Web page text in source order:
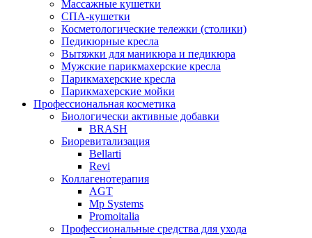
Массажные кушетки
СПА-кушетки
Косметологические тележки (столики)
Педикюрные кресла
Вытяжки для маникюра и педикюра
Мужские парикмахерские кресла
Парикмахерские кресла
Парикмахерские мойки
Профессиональная косметика
Биологически активные добавки
BRASH
Биоревитализация
Bellarti
Revi
Коллагенотерапия
AGT
Mp Systems
Promoitalia
Профессиональные средства для ухода